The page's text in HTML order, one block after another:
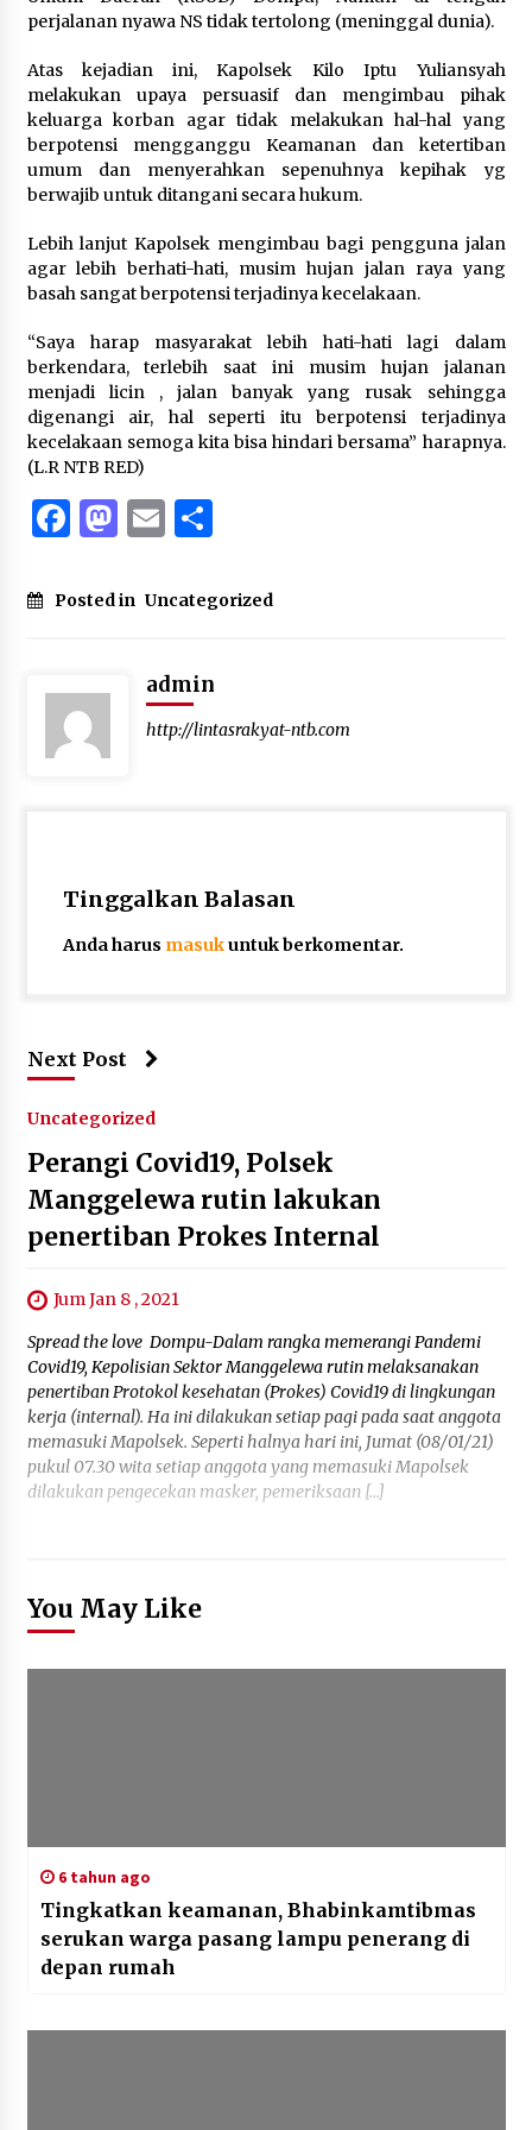
perjalanan nyawa NS tidak tertolong (meninggal dunia).
Atas kejadian ini, Kapolsek Kilo Iptu Yuliansyah
melakukan upaya persuasif dan mengimbau pihak
keluarga korban agar tidak melakukan hal-hal yang
berpotensi mengganggu Keamanan dan ketertiban
umum dan menyerahkan sepenuhnya kepihak yg
berwajib untuk ditangani secara hukum.
Lebih lanjut Kapolsek mengimbau bagi pengguna jalan
agar lebih berhati-hati, musim hujan jalan raya yang
basah sangat berpotensi terjadinya kecelakaan.
“Saya harap masyarakat lebih hati-hati lagi dalam
berkendara, terlebih saat ini musim hujan jalanan
menjadi licin , jalan banyak yang rusak sehingga
digenangi air, hal seperti itu berpotensi terjadinya
kecelakaan semoga kita bisa hindari bersama” harapnya.
(L.R NTB RED)
Facebook
Mastodon
EmailShare
Posted in Uncategorized
admin
http://lintasrakyat-ntb.com
Tinggalkan Balasan
Anda harus masukuntuk berkomentar.
Next Post
Uncategorized
Perangi Covid19, Polsek
Manggelewa rutin lakukan
penertiban Prokes Internal
Jum Jan 8 , 2021
Spread the love Dompu-Dalam rangka memerangi Pandemi
Covid19, Kepolisian Sektor Manggelewa rutin melaksanakan
penertiban Protokol kesehatan (Prokes) Covid19 di lingkungan
kerja (internal). Ha ini dilakukan setiap pagi pada saat anggota
memasuki Mapolsek. Seperti halnya hari ini, Jumat (08/01/21)
pukul 07.30 wita setiap anggota yang memasuki Mapolsek
dilakukan pengecekan masker, pemeriksaan […]
You May Like
6 tahun ago
Tingkatkan keamanan, Bhabinkamtibmas
serukan warga pasang lampu penerang di
depan rumah